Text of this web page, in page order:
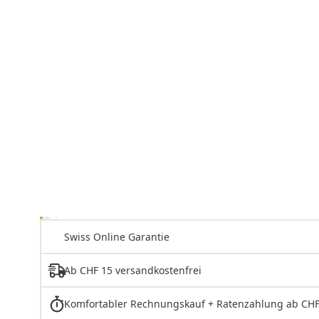
Swiss Online Garantie
Ab CHF 15 versandkostenfrei
Komfortabler Rechnungskauf + Ratenzahlung ab